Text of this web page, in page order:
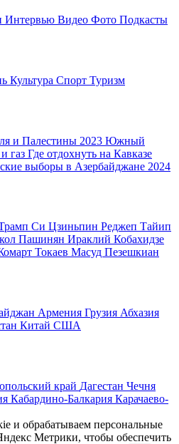
Интервью Видео Фото Подкасты
Культура Спорт Туризм
и Палестины 2023 Южный
газ Где отдохнуть на Кавказе
выборы в Азербайджане 2024
Си Цзиньпин Реджеп Тайип
Пашинян Ираклий Кобахидзе
Токаев Масуд Пезешкиан
Армения Грузия Абхазия
Китай США
край Дагестан Чечня
Кабардино-Балкария Карачаево-
и обрабатываем персональные
Метрики, чтобы обеспечить